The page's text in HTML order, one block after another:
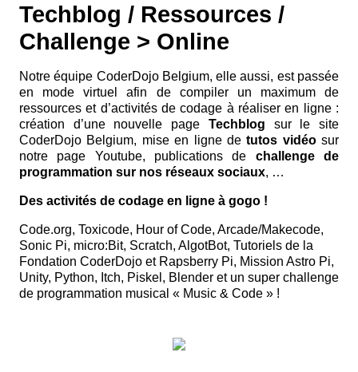
Techblog / Ressources /
Challenge > Online
Notre équipe CoderDojo Belgium, elle aussi, est passée
en mode virtuel afin de compiler un maximum de
ressources et d’activités de codage à réaliser en ligne :
création d’une nouvelle page Techblog sur le site
CoderDojo Belgium, mise en ligne detutos vidéosur
notre page Youtube, publications de challenge de
programmation sur nos réseaux sociaux, …
Des activités de codage en ligne à gogo !
Code.org, Toxicode, Hour of Code, Arcade/Makecode,
Sonic Pi, micro:Bit, Scratch, AlgotBot, Tutoriels de la
Fondation CoderDojo et Rapsberry Pi, Mission Astro Pi,
Unity, Python, Itch, Piskel, Blender et un super challenge
de programmation musical « Music & Code » !